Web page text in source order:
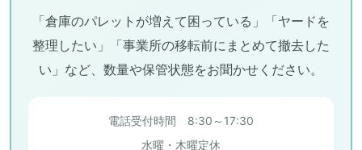
「倉庫のパレットが増えて困っている」「ヤードを
整理したい」「事業所の移転前にまとめて撤去した
い」など、数量や保管状態をお聞かせください。
電話受付時間 8:30～17:30
水曜・木曜定休